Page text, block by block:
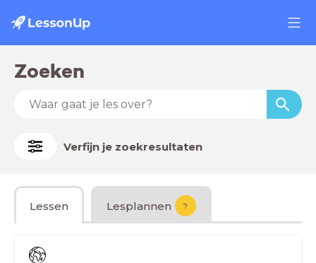
Zoeken
Verfijn je zoekresultaten
Lessen Lesplannen ?